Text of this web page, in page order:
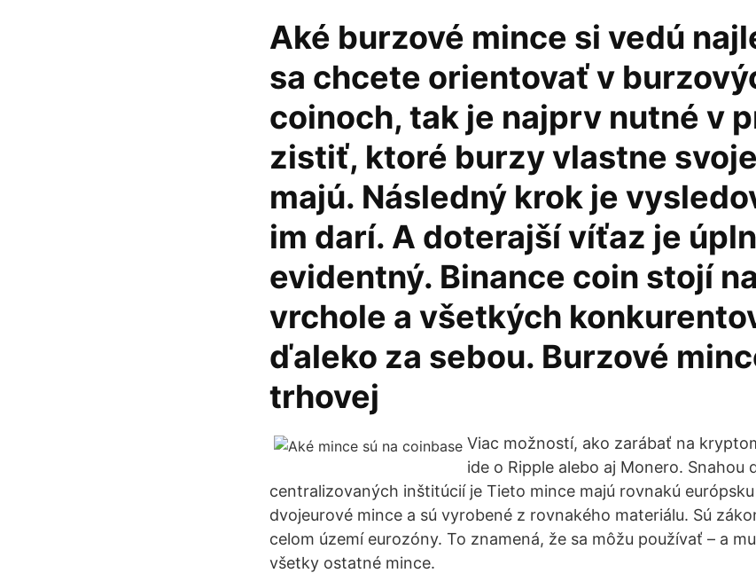
Aké burzové mince si vedú
sa chcete orientovať v
coinoch, tak je najprv nutné v
zistiť, ktoré burzy vlastne
majú. Následný krok je
im darí. A doterajší víťaz je
evidentný. Binance coin stojí
vrchole a všetkých
ďaleko za sebou. Burzové
trhovej
Viac možností, ako zarábať na
ide o Ripple alebo aj Monero. Snahou
centralizovaných inštitúcií je Tieto mince majú rovnakú
dvojeurové mince a sú vyrobené z rovnakého materiálu. Sú
celom území eurozóny. To znamená, že sa môžu používať – a
všetky ostatné mince.